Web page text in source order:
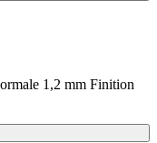
1,2 mm Finition